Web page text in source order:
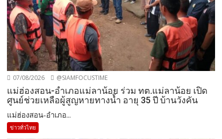
07/08/2026 @SIAMFOCUSTIME
แม่ฮ่องสอน-อำเภอแม่ลาน้อย ร่วม ทต.แม่ลาน้อย เปิด
ศูนย์ช่วยเหลือผู้สูญหายทางน้ำ อายุ 35 ปี บ้านวังคัน
แม่ฮ่องสอน-อำเภอ...
ข่าวทั่วไทย